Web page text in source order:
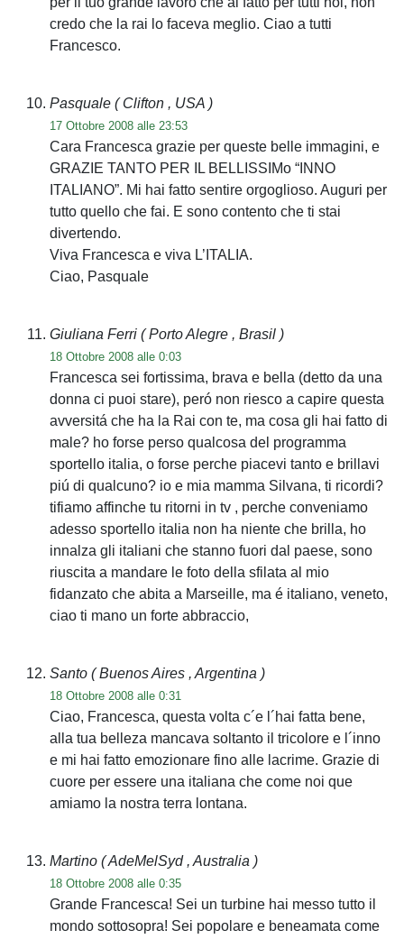
credo che la rai lo faceva meglio. Ciao a tutti
Francesco.
Pasquale ( Clifton , USA )
17 Ottobre 2008 alle 23:53
Cara Francesca grazie per queste belle immagini, e
GRAZIE TANTO PER IL BELLISSIMo “INNO
ITALIANO”. Mi hai fatto sentire orgoglioso. Auguri per
tutto quello che fai. E sono contento che ti stai
divertendo.
Viva Francesca e viva L’ITALIA.
Ciao, Pasquale
Giuliana Ferri ( Porto Alegre , Brasil )
18 Ottobre 2008 alle 0:03
Francesca sei fortissima, brava e bella (detto da una
donna ci puoi stare), peró non riesco a capire questa
avversitá che ha la Rai con te, ma cosa gli hai fatto di
male? ho forse perso qualcosa del programma
sportello italia, o forse perche piacevi tanto e brillavi
piú di qualcuno? io e mia mamma Silvana, ti ricordi?
tifiamo affinche tu ritorni in tv , perche conveniamo
adesso sportello italia non ha niente che brilla, ho
innalza gli italiani che stanno fuori dal paese, sono
riuscita a mandare le foto della sfilata al mio
fidanzato che abita a Marseille, ma é italiano, veneto,
ciao ti mano un forte abbraccio,
Santo ( Buenos Aires , Argentina )
18 Ottobre 2008 alle 0:31
Ciao, Francesca, questa volta c´e l´hai fatta bene,
alla tua belleza mancava soltanto il tricolore e l´inno
e mi hai fatto emozionare fino alle lacrime. Grazie di
cuore per essere una italiana che come noi que
amiamo la nostra terra lontana.
Martino ( AdeMelSyd , Australia )
18 Ottobre 2008 alle 0:35
Grande Francesca! Sei un turbine hai messo tutto il
mondo sottosopra! Sei popolare e beneamata come